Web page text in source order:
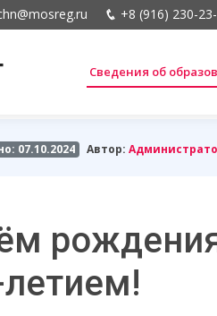
+8 (916) 230-
Сведения об
07.10.2024 Автор: